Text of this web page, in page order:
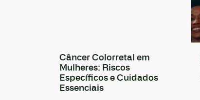
Câncer Colorretal em
Mulheres: Riscos
Específicos e Cuidados
Essenciais